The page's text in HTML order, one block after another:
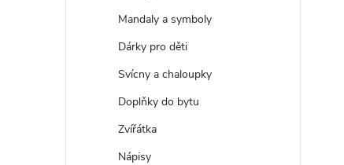
Mandaly a symboly
Dárky pro děti
Svícny a chaloupky
Doplňky do bytu
Zvířátka
Nápisy